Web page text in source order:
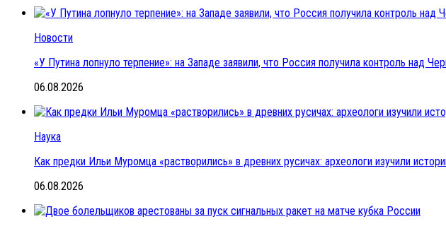
Новости
«У Путина лопнуло терпение»: на Западе заявили, что Россия получила контроль
06.08.2026
Наука
Как предки Ильи Муромца «растворились» в древних русичах: археологи изучили
06.08.2026